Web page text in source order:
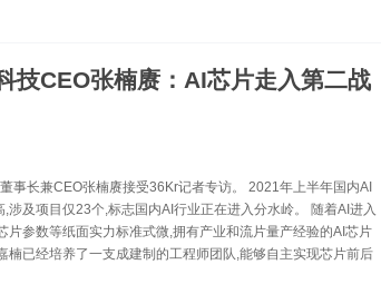
技CEO张楠赓：AI芯片走入第二战
事长兼CEO张楠赓接受36Kr记者专访。 2021年上半年国内AI
涉及项目仅23个,标志国内AI行业正在进入分水岭。 随着AI进入
片参数等纸面实力标准式微,拥有产业和流片量产经验的AI芯片
楠已经培养了一支成建制的工程师团队,能够自主实现芯片前后